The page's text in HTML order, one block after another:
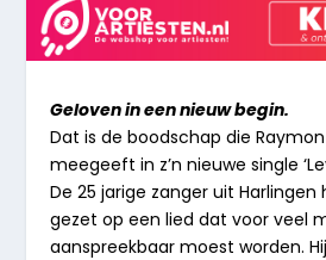
Geloven in een nieuw begin.
Dat is de boodschap die
meegeeft in z’n nieuwe single
De 25 jarige zanger uit Harlingen
gezet op een lied dat voor veel
aanspreekbaar moest worden.